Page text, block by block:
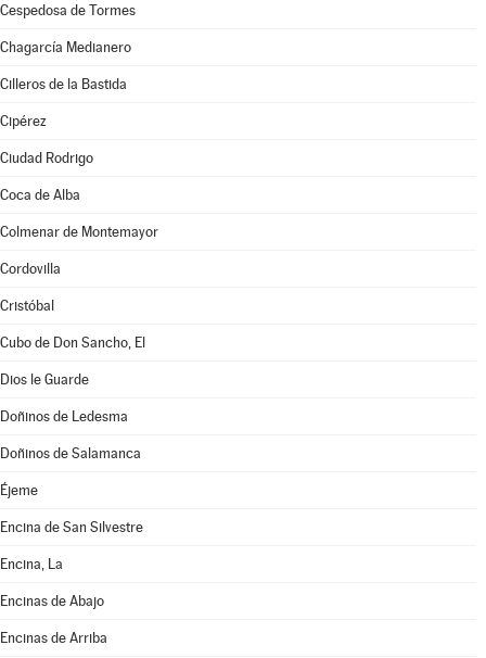
Cespedosa de Tormes
Chagarcía Medianero
Cilleros de la Bastida
Cipérez
Ciudad Rodrigo
Coca de Alba
Colmenar de Montemayor
Cordovilla
Cristóbal
Cubo de Don Sancho, El
Dios le Guarde
Doñinos de Ledesma
Doñinos de Salamanca
Éjeme
Encina de San Silvestre
Encina, La
Encinas de Abajo
Encinas de Arriba